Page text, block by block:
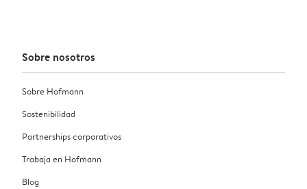
Sobre nosotros
Sobre Hofmann
Sostenibilidad
Partnerships corporativos
Trabaja en Hofmann
Blog